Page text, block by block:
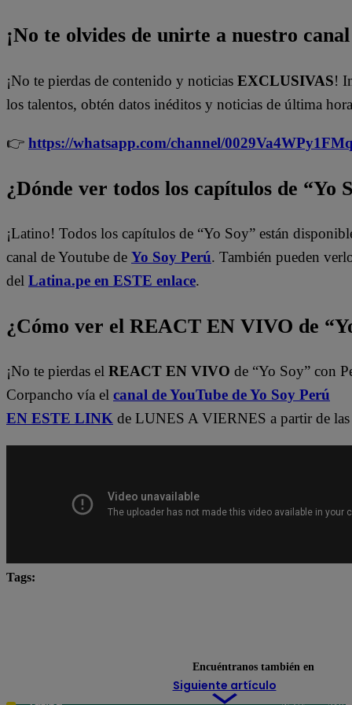
¡No te olvides de unirte a nuestro
¡No te pierdas de contenido y noticias EXCLUSIVAS!
los talentos, obtén datos inéditos y noticias de última
👉 https://whatsapp.com/channel/
¿Dónde ver todos los capítulos de “Yo
¡Latino! Todos los capítulos de “Yo Soy” están
canal de Youtube de Yo Soy Perú. También pueden
del Latina.pe en ESTE enlace.
¿Cómo ver el REACT EN VIVO de
¡No te pierdas el REACT EN VIVO de “Yo Soy” con
Corpancho vía el canal de YouTube de Yo Soy Perú
EN ESTE LINK de LUNES A VIERNES a partir de
Tags:
Siguiente artículo
Encuéntranos también en